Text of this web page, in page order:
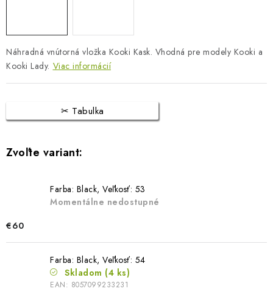
Obchodné podmienky
Dodacie podmienky
Podmienky ochrany osobných údajov
Napíšte nám
Náhradná vnútorná vložka Kooki Kask. Vhodná pre modely Kooki a
Kooki Lady. Viac informácií
Tabulka
Farba: Black, Veľkosť: 53
Momentálne nedostupné
€60
Farba: Black, Veľkosť: 54
Skladom (4 ks)
EAN: 8057099233231